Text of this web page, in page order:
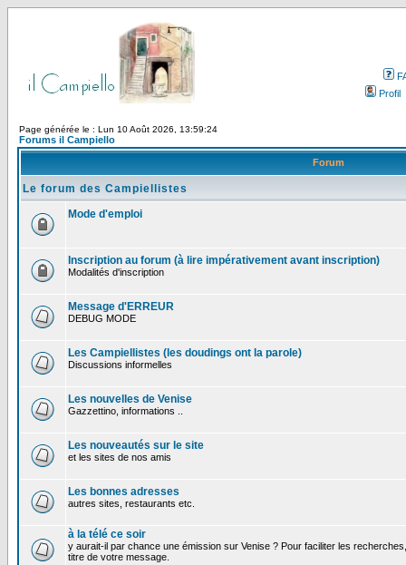
Profil
Page générée le : Lun 10 Août 2026, 13:59:24
Forums il Campiello
Forum
Le forum des Campiellistes
Mode d'emploi
Inscription au forum (à lire impérativement avant inscription)
Modalités d'inscription
Message d'ERREUR
DEBUG MODE
Les Campiellistes (les doudings ont la parole)
Discussions informelles
Les nouvelles de Venise
Gazzettino, informations ..
Les nouveautés sur le site
et les sites de nos amis
Les bonnes adresses
autres sites, restaurants etc.
à la télé ce soir
y aurait-il par chance une émission sur Venise ? Pour faciliter les
titre de votre message.